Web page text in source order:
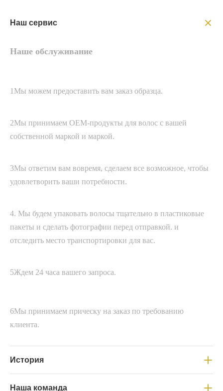
Наш сервис
Наше обслуживание
1Мы можем предоставить вам заказ образца.
2Мы принимаем OEM-продукты для волос с вашей
собственной маркой и маркой.
3Мы ответим вам вовремя, сделаем все возможное, чтобы
удовлетворить ваши потребности.
4. Мы будем упаковать волосы тщательно в пластиковые
пакеты и сделать фотографии перед отправкой. и
отследить место транспортировки для вас.
5Ждем 24 часа вашего запроса.
6Мы принимаем прическу на заказ по требованию
клиента.
История
2016Наш завод создан.
Наша команда